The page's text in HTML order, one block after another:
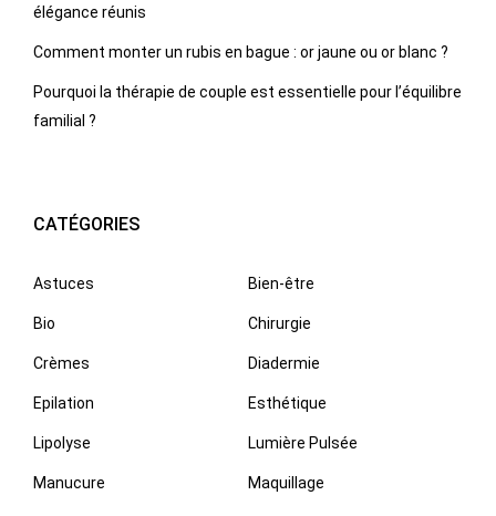
élégance réunis
Comment monter un rubis en bague : or jaune ou or blanc ?
Pourquoi la thérapie de couple est essentielle pour l’équilibre
familial ?
CATÉGORIES
Astuces Bien-être
Bio Chirurgie
Crèmes Diadermie
Epilation Esthétique
Lipolyse Lumière Pulsée
Manucure Maquillage